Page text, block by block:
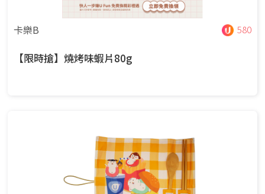
卡樂B 580
【限時搶】燒烤味蝦片80g